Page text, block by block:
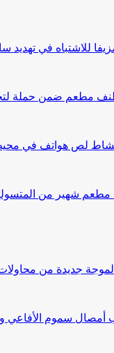
للاشتباه في تهديد
مطعم ضمن حملة
لص هواتف في
شهير من
جديدة من
أمصال سموم الأفاعي